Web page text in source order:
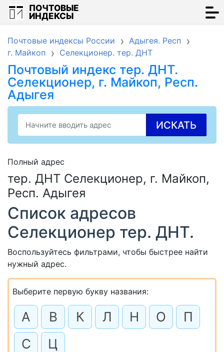
ПОЧТОВЫЕ
ИНДЕКСЫ
Почтовые индексы России
Адыгея. Респ
г. Майкоп
Селекционер. тер. ДНТ
Почтовый индекс тер. ДНТ.
Селекционер, г. Майкоп, Респ.
Адыгея
ИСКАТЬ
Полный адрес
тер. ДНТ Селекционер, г. Майкоп,
Респ. Адыгея
Список адресов
Селекционер тер. ДНТ.
Воспользуйтесь фильтрами, чтобы быстрее найти
нужный адрес.
Выберите первую букву названия:
А В К Л Н О
П
С
Ц